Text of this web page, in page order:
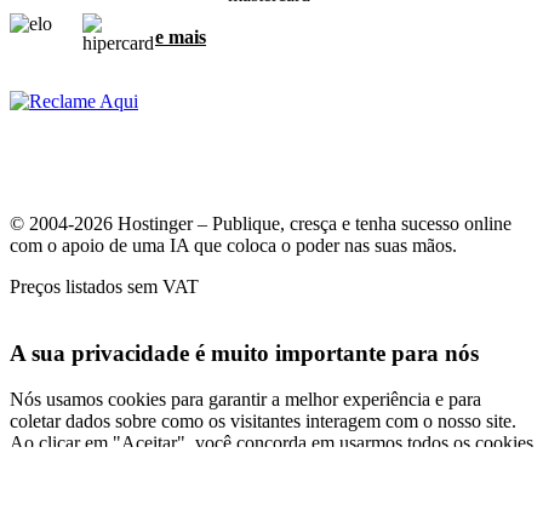
e mais
© 2004-2026 Hostinger – Publique, cresça e tenha sucesso online
com o apoio de uma IA que coloca o poder nas suas mãos.
Preços listados sem VAT
A sua privacidade é muito importante para nós
Nós usamos cookies para garantir a melhor experiência e para
coletar dados sobre como os visitantes interagem com o nosso site.
Ao clicar em "Aceitar", você concorda em usarmos todos os cookies